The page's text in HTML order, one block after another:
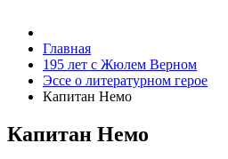
Главная
195 лет с Жюлем Верном
Эссе о литературном герое
Капитан Немо
Капитан Немо